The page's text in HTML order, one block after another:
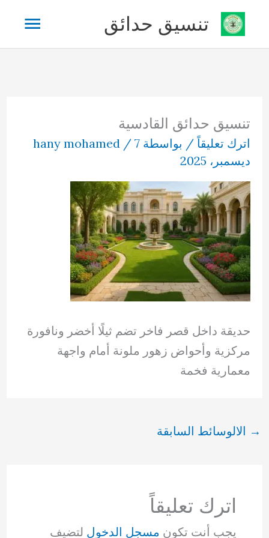
تخطي
المحتوى
تنسيق حدائق
تنسيق حدائق القادسية
اترك تعليقاً / بواسطة hany mohamed /7
ديسمبر، 2025
حديقة داخل قصر فاخر تضم ثيلًا أخضر ونافورة
مركزية وأحواض زهور ملونة أمام واجهة
معمارية فخمة
→ الالوسائط السابقة
اترك تعليقاً
يجب أنت تكون مسجل الدخول لتضيف